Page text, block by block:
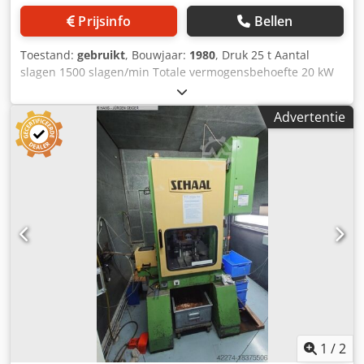
goede staat! Pers is regelmatig onderhouden! Klik
binnenkort hier voor een video van de machine. Levering:
ontvangst van de factuur Wij zien uw opdracht graag
tegemoet. Verdere mechanische en hydraulische persen
en andere werktuigmachines op voorraad – gelieve onze
actuele voorraad op onze website te raadplegen.
Prijsinfo Bellen
Toestand: gebruikt, Bouwjaar: 1980, Druk 25 t Aantal
slagen 1500 slagen/min Totale vermogensbehoefte 20 kW
A A N B I E D I N G Wij kunnen u vrijblijvend uit voorraad
aanbieden, onder voorbehoud van tussentijdse verkoop en
vergissingen: BRUDERER Snelpers met massabalans Type
BSTA 25 Bouwjaar 1980 _____ Nominale perskracht 25 ton
Aantal slagen min. – max. 100 - 800 / 950 / 1075 / 1240 /
1350 / 1500 slagen/min. Instelbare slaglengtes 13 / 16 / 19
/ 25 / 32 / 38 mm Ramverstelling 51 mm Tafelmaten 530 x
530 mm Bovenplaat ram ca. 360 x 430 mm Inbouwhoogte
230 - 281 mm Frontale opening voor gereedschapswissel
ca. 540 mm Instelbare bandinvoelhoogte 80 – 150 mm
Max. bandbreedte / zijdelingse doorgang links 202 / 203
mm Hoofdaandrijving ca. 18 kW Totale aandrijving ca. 20
kW - 380 V – 50 Hz Gewicht ca. 4.500 kg Toebehoren /
Speciale uitrusting • BRUDERER-systeem voor volledige
massabalans via een dwars geplaatste excenter-as en een
instelbaar hefboomsysteem. • BRUDERER
Advertentie
1 /2